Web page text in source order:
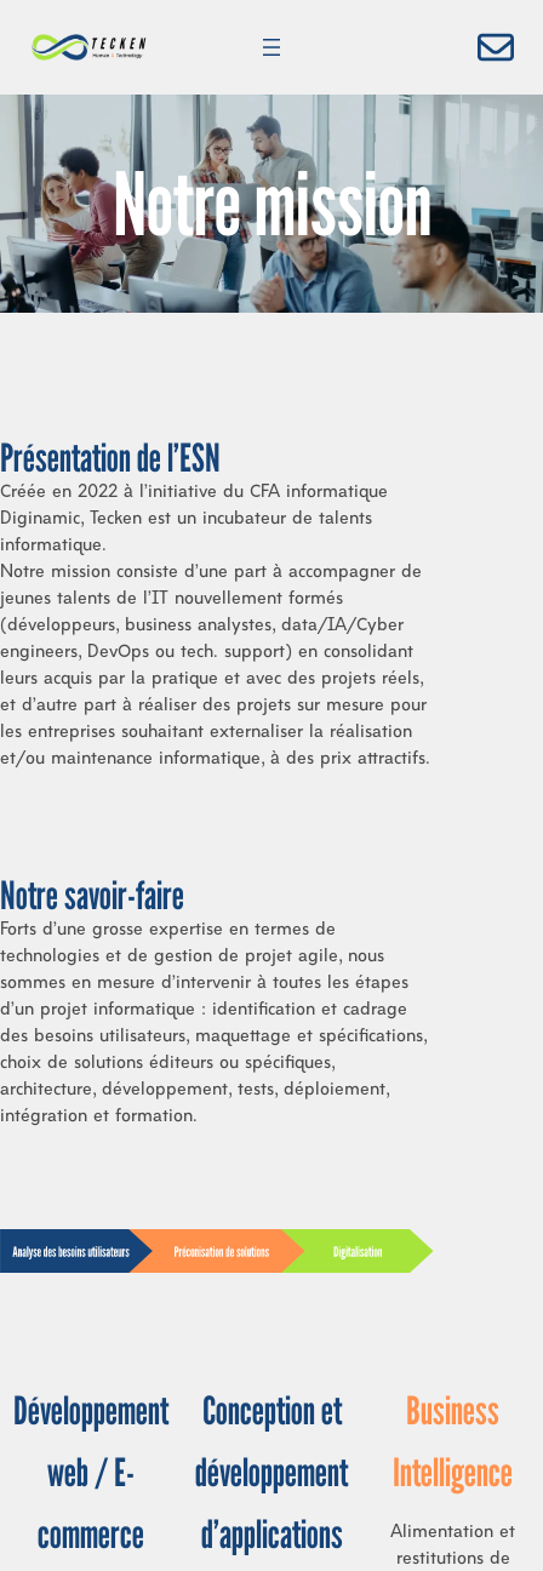
Notre mission
Présentation de l’ESN
Créée en 2022 à l’initiative du CFA informatique
Diginamic, Tecken est un incubateur de talents
informatique.
Notre mission consiste d’une part à accompagner de
jeunes talents de l’IT nouvellement formés
(développeurs, business analystes, data/IA/Cyber
engineers, DevOps ou tech. support) en consolidant
leurs acquis par la pratique et avec des projets réels,
et d’autre part à réaliser des projets sur mesure pour
les entreprises souhaitant externaliser la réalisation
et/ou maintenance informatique, à des prix attractifs.
Notre savoir-faire
Forts d’une grosse expertise en termes de
technologies et de gestion de projet agile, nous
sommes en mesure d’intervenir à toutes les étapes
d’un projet informatique : identification et cadrage
des besoins utilisateurs, maquettage et spécifications,
choix de solutions éditeurs ou spécifiques,
architecture, développement, tests, déploiement,
intégration et formation.
Développement
web / E-
commerce
Conception et
développement
d’applications
Business
Intelligence
Alimentation et
restitutions de